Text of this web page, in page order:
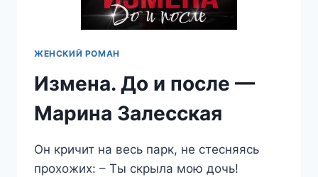
ЖЕНСКИЙ РОМАН
Измена. До и после —
Марина Залесская
Он кричит на весь парк, не стесняясь
прохожих: – Ты скрыла мою дочь!